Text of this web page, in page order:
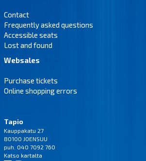
Contact
Frequently asked questions
Accessible seats
Lost and found
Websales
Purchase tickets
Online shopping errors
Tapio
Kauppakatu 27
80100 JOENSUU
puh. 040 7092 760
Katso kartalta